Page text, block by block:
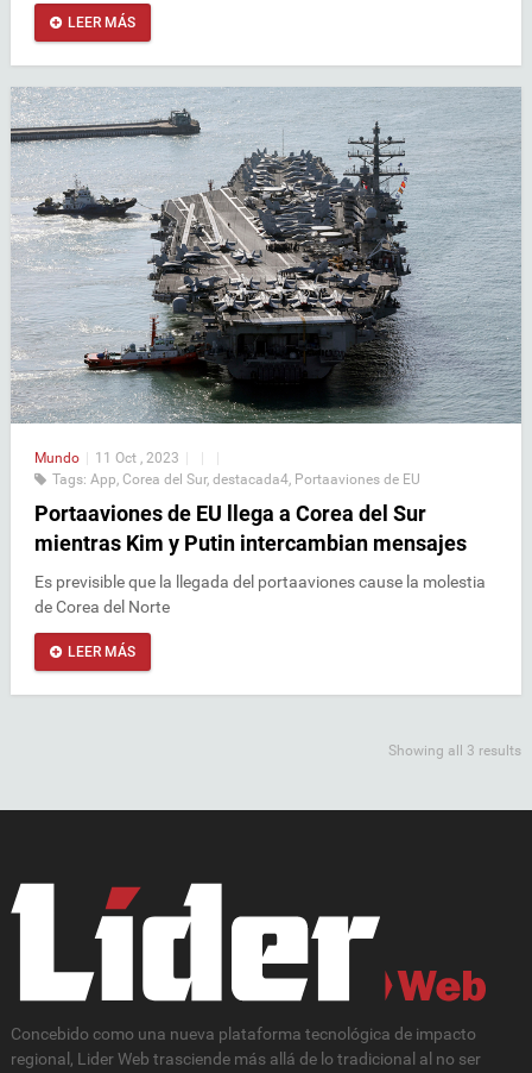
LEER MÁS
Mundo | 11 Oct , 2023 | |
|
Tags: App Corea del Sur, destacada4 Portaaviones de EU
Portaaviones de EU llega a Corea del Sur
mientras Kim y Putin intercambian mensajes
Es previsible que la llegada del portaaviones cause la molestia
de Corea del Norte
LEER MÁS
Showing all 3 results
Concebido como una nueva plataforma tecnológica de impacto
regional, Lider Web trasciende más allá de lo tradicional al no ser